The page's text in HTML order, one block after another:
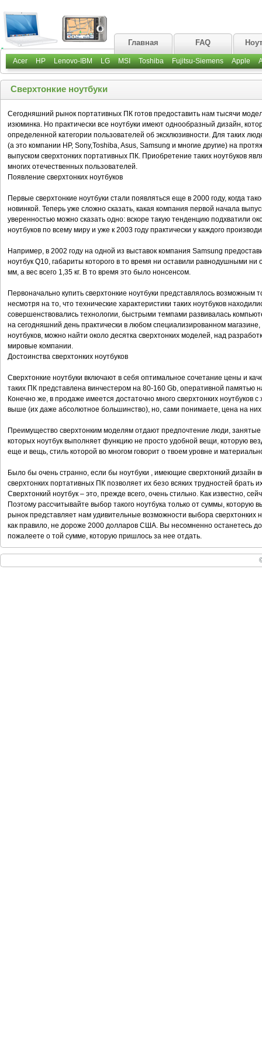
Главная FAQ
Acer HP Lenovo-IBM LG MSI Toshiba Fujitsu-Siemens Apple
Сверхтонкие ноутбуки
Сегодняшний рынок портативных ПК готов предоставить нам тысячи
изюминка. Но практически все ноутбуки имеют однообразный дизайн,
определенной категории пользователей об эксклюзивности. Для таких
(а это компании HP, Sony,Toshiba, Asus, Samsung и многие другие) на
выпуском сверхтонких портативных ПК. Приобретение таких ноутбуков
многих отечественных пользователей.
Появление сверхтонких ноутбуков
Первые сверхтонкие ноутбуки стали появляться еще в 2000 году, когда
новинкой. Теперь уже сложно сказать, какая компания первой начала
уверенностью можно сказать одно: вскоре такую тенденцию подхватили
ноутбуков по всему миру и уже к 2003 году практически у каждого
Например, в 2002 году на одной из выставок компания Samsung
ноутбук Q10, габариты которого в то время ни оставили равнодушными ни
мм, а вес всего 1,35 кг. В то время это было нонсенсом.
Первоначально купить сверхтонкие ноутбуки представлялось возможным
несмотря на то, что технические характеристики таких ноутбуков
совершенствовались технологии, быстрыми темпами развивалась
на сегодняшний день практически в любом специализированном
ноутбуков, можно найти около десятка сверхтонких моделей, над
мировые компании.
Достоинства сверхтонких ноутбуков
Сверхтонкие ноутбуки включают в себя оптимальное сочетание цены и
таких ПК представлена винчестером на 80-160 Gb, оперативной
Конечно же, в продаже имеется достаточно много сверхтонких ноутбуков
выше (их даже абсолютное большинство), но, сами понимаете, цена на них
Преимущество сверхтонким моделям отдают предпочтение люди,
которых ноутбук выполняет функцию не просто удобной вещи, которую
еще и вещь, стиль которой во многом говорит о твоем уровне и
Было бы очень странно, если бы ноутбуки , имеющие сверхтонкий дизайн
сверхтонких портативных ПК позволяет их безо всяких трудностей брать
Сверхтонкий ноутбук – это, прежде всего, очень стильно. Как известно,
Поэтому рассчитывайте выбор такого ноутбука только от суммы, которую
рынок представляет нам удивительные возможности выбора сверхтонких
как правило, не дороже 2000 долларов США. Вы несомненно останетесь
пожалеете о той сумме, которую пришлось за нее отдать.